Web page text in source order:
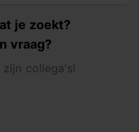
je zoekt?
vraag?
collega's!